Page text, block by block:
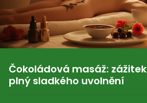
Čokoládová masáž: zážitek
plný sladkého uvolnění